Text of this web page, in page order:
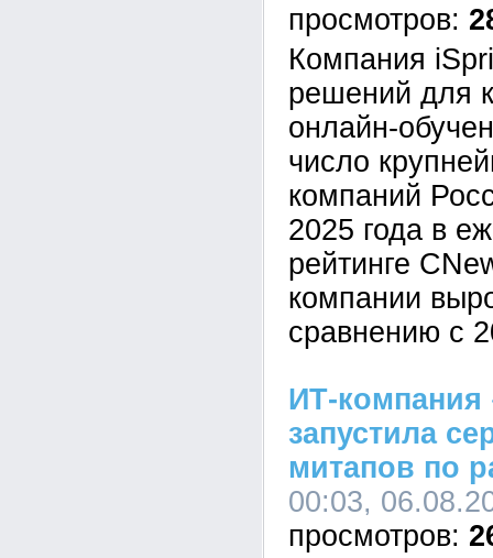
Компания
решений для
онлайн-
число
компаний
2025 года в
рейтинге
компании
сравнению с
ИТ-компания
запустила
митапов по
00:03,